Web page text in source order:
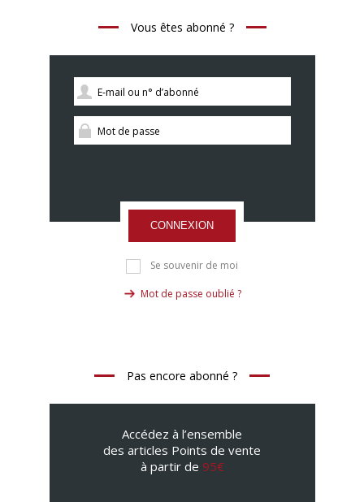
Vous êtes abonné ?
CONNEXION
Se souvenir de moi
Mot de passe oublié ?
Pas encore abonné ?
Accédez à l’ensemble
des articles Points de vente
à partir de 95€